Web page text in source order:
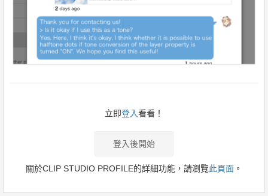
立即登入看看！
登入後開始
關於CLIP STUDIO PROFILE的詳細功能，請瀏覽此頁面 。